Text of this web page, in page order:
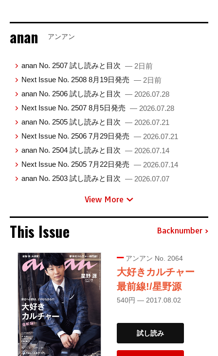
anan アンアン
anan No. 2507 試し読みと目次 — 2日前
Next Issue No. 2508 8月19日発売 — 2日前
anan No. 2506 試し読みと目次 — 2026.07.28
Next Issue No. 2507 8月5日発売 — 2026.07.28
anan No. 2505 試し読みと目次 — 2026.07.21
Next Issue No. 2506 7月29日発売 — 2026.07.21
anan No. 2504 試し読みと目次 — 2026.07.14
Next Issue No. 2505 7月22日発売 — 2026.07.14
anan No. 2503 試し読みと目次 — 2026.07.07
View More
This Issue Backnumber
アンアン No. 2064
大好きカルチャー
最前線!/星野源
540円 — 2017.08.02
試し読み